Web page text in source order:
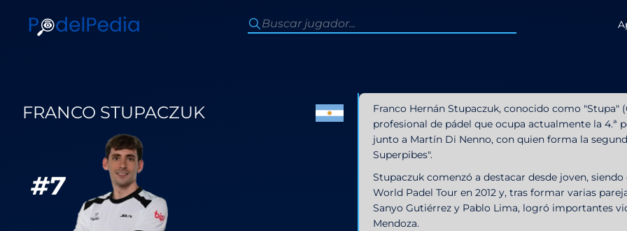
FRANCO STUPACZUK
#7
Franco Hernán Stupaczuk, conocido como "Stupa"
profesional de pádel que ocupa actualmente la 4.ª
junto a Martín Di Nenno, con quien forma la
Superpibes".
Stupaczuk comenzó a destacar desde joven,
World Padel Tour en 2012 y, tras formar varias
Sanyo Gutiérrez y Pablo Lima, logró importantes
Mendoza.